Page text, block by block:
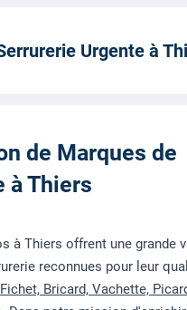
Urgente à
de Marques de
à Thiers
à Thiers offrent une grande
reconnues pour leur
Fichet, Bricard, Vachette,